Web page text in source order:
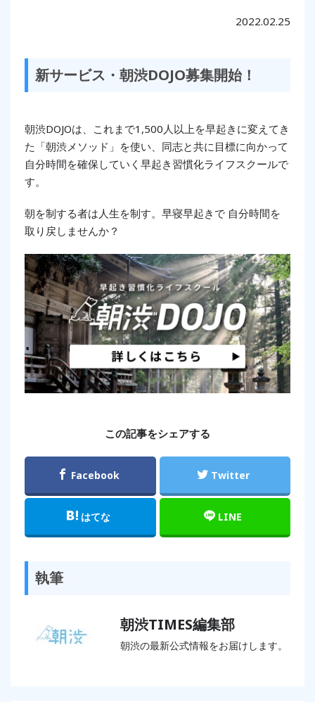
2022.02.25
新サービス・朝渋DOJO募集開始！
朝渋DOJOは、これまで1,500人以上を早起きに変えてき
た「朝渋メソッド」を使い、同志と共に目標に向かって
自分時間を確保していく早起き習慣化ライフスクールで
す。
朝を制する者は人生を制す。早寝早起きで 自分時間を
取り戻しませんか？
この記事をシェアする
Facebook Twitter
はてな LINE
執筆
朝渋TIMES編集部
朝渋の最新公式情報をお届けします。